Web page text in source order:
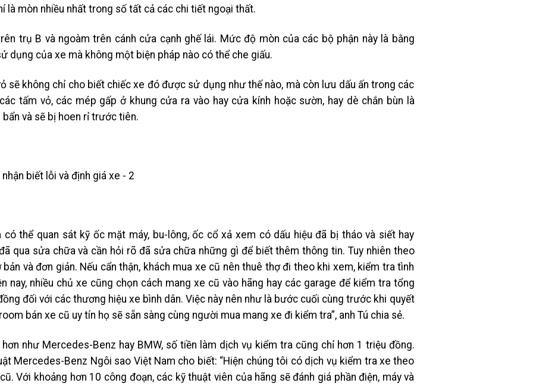
là mòn nhiều nhất trong số tất cả các chi tiết ngoại thất.
trụ B và ngoàm trên cánh cửa cạnh ghế lái. Mức độ mòn của các bộ phận này là bằng
dụng của xe mà không một biện pháp nào có thể che giấu.
sẽ không chỉ cho biết chiếc xe đó được sử dụng như thế nào, mà còn lưu dấu ấn trong các
tấm vỏ, các mép gấp ở khung cửa ra vào hay cửa kính hoặc sườn, hay dè chắn bùn là
và sẽ bị hoen rỉ trước tiên.
thể quan sát kỹ ốc mặt máy, bu-lông, ốc cổ xả xem có dấu hiệu đã bị tháo và siết hay
qua sửa chữa và cần hỏi rõ đã sửa chữa những gì để biết thêm thông tin. Tuy nhiên theo
và đơn giản. Nếu cẩn thận, khách mua xe cũ nên thuê thợ đi theo khi xem, kiểm tra tình
nay, nhiều chủ xe cũng chọn cách mang xe cũ vào hãng hay các garage để kiểm tra tổng
đối với các thương hiệu xe bình dân. Việc này nên như là bước cuối cùng trước khi quyết
bán xe cũ uy tín họ sẽ sẵn sàng cùng người mua mang xe đi kiểm tra”, anh Tú chia sẻ.
như Mercedes-Benz hay BMW, số tiền làm dịch vụ kiểm tra cũng chỉ hơn 1 triệu đồng.
Mercedes-Benz Ngôi sao Việt Nam cho biết: “Hiện chúng tôi có dịch vụ kiểm tra xe theo
Với khoảng hơn 10 công đoạn, các kỹ thuật viên của hãng sẽ đánh giá phần điện, máy và